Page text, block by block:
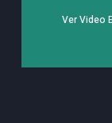
Ver Video